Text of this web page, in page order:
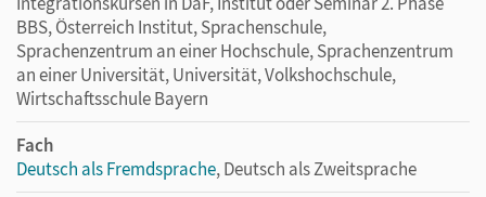
BBS, Österreich Institut, Sprachenschule,
Sprachenzentrum an einer Hochschule, Sprachenzentrum
an einer Universität, Universität, Volkshochschule,
Wirtschaftsschule Bayern
Fach
Deutsch als Fremdsprache, Deutsch als Zweitsprache